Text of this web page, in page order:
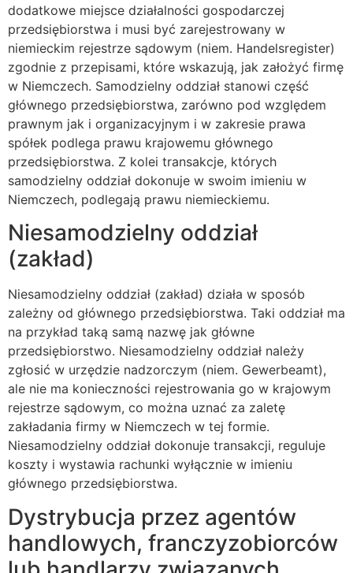
dodatkowe miejsce działalności gospodarczej
przedsiębiorstwa i musi być zarejestrowany w
niemieckim rejestrze sądowym (niem. Handelsregister)
zgodnie z przepisami, które wskazują, jak założyć firmę
w Niemczech. Samodzielny oddział stanowi część
głównego przedsiębiorstwa, zarówno pod względem
prawnym jak i organizacyjnym i w zakresie prawa
spółek podlega prawu krajowemu głównego
przedsiębiorstwa. Z kolei transakcje, których
samodzielny oddział dokonuje w swoim imieniu w
Niemczech, podlegają prawu niemieckiemu.
Niesamodzielny oddział
(zakład)
Niesamodzielny oddział (zakład) działa w sposób
zależny od głównego przedsiębiorstwa. Taki oddział ma
na przykład taką samą nazwę jak główne
przedsiębiorstwo. Niesamodzielny oddział należy
zgłosić w urzędzie nadzorczym (niem. Gewerbeamt),
ale nie ma konieczności rejestrowania go w krajowym
rejestrze sądowym, co można uznać za zaletę
zakładania firmy w Niemczech w tej formie.
Niesamodzielny oddział dokonuje transakcji, reguluje
koszty i wystawia rachunki wyłącznie w imieniu
głównego przedsiębiorstwa.
Dystrybucja przez agentów
handlowych, franczyzobiorców